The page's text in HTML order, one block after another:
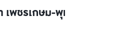
เพชรเกษม-พุทธมณฑล